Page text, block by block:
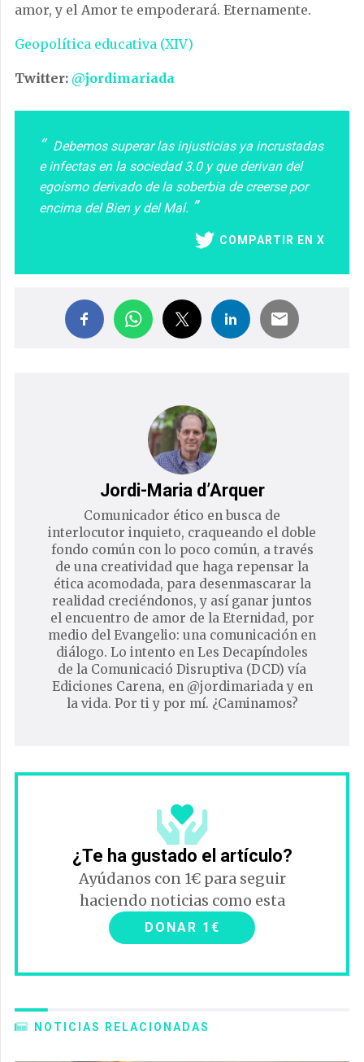
amor, y el Amor te empoderará. Eternamente.
Geopolítica educativa (XIV)
Twitter: @jordimariada
Debemos superar las injusticias ya incrustadas
e infectas en la sociedad 3.0 y que derivan del
egoísmo derivado de la soberbia de creerse por
encima del Bien y del Mal.
COMPARTIR EN X
Jordi-Maria d’Arquer
Comunicador ético en busca de
interlocutor inquieto, craqueando el doble
fondo común con lo poco común, a través
de una creatividad que haga repensar la
ética acomodada, para desenmascarar la
realidad creciéndonos, y así ganar juntos
el encuentro de amor de la Eternidad, por
medio del Evangelio: una comunicación en
diálogo. Lo intento en Les Decapíndoles
de la Comunicació Disruptiva (DCD) vía
Ediciones Carena, en @jordimariada y en
la vida. Por ti y por mí. ¿Caminamos?
¿Te ha gustado el artículo?
Ayúdanos con 1€ para seguir
haciendo noticias como esta
DONAR 1€
NOTICIAS RELACIONADAS